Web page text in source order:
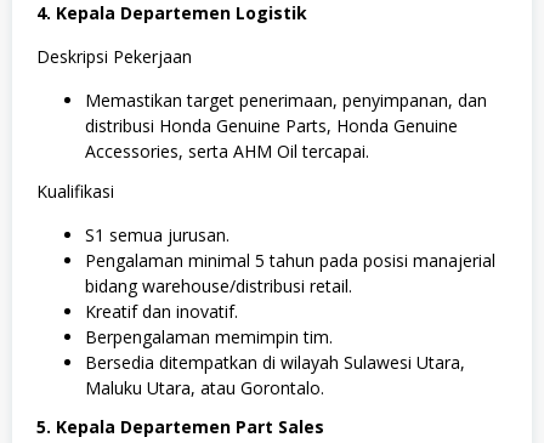
4. Kepala Departemen Logistik
Deskripsi Pekerjaan
Memastikan target penerimaan, penyimpanan, dan
distribusi Honda Genuine Parts, Honda Genuine
Accessories, serta AHM Oil tercapai.
Kualifikasi
S1 semua jurusan.
Pengalaman minimal 5 tahun pada posisi manajerial
bidang warehouse/distribusi retail.
Kreatif dan inovatif.
Berpengalaman memimpin tim.
Bersedia ditempatkan di wilayah Sulawesi Utara,
Maluku Utara, atau Gorontalo.
5. Kepala Departemen Part Sales